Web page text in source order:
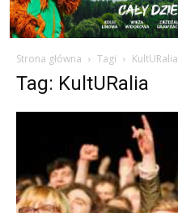
Strona główna Tagi KultURalia
Tag: KultURalia